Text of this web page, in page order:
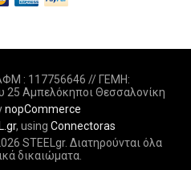
: 117756646 // ΓΕΜΗ:
Αμπελόκηποι Θεσσαλονίκη
nopCommerce
, using Connectoras
STEELgr. Διατηρούνται όλα
δικαιώματα.